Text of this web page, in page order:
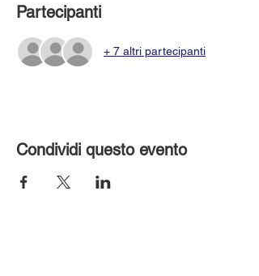
Partecipanti
+ 7 altri partecipanti
Condividi questo evento